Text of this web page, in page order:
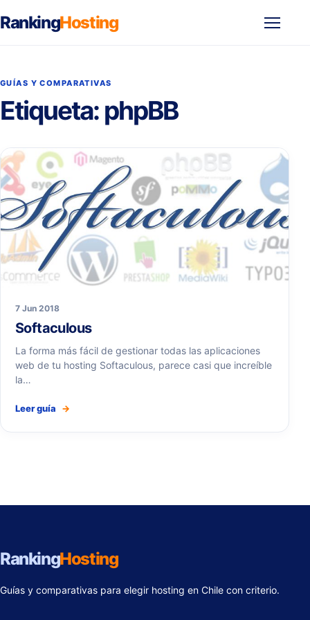
RankingHosting
GUÍAS Y COMPARATIVAS
Etiqueta: phpBB
7 Jun 2018
Softaculous
La forma más fácil de gestionar todas las aplicaciones
web de tu hosting Softaculous, parece casi que increíble
la…
Leer guía →
RankingHosting
Guías y comparativas para elegir hosting en Chile con criterio.